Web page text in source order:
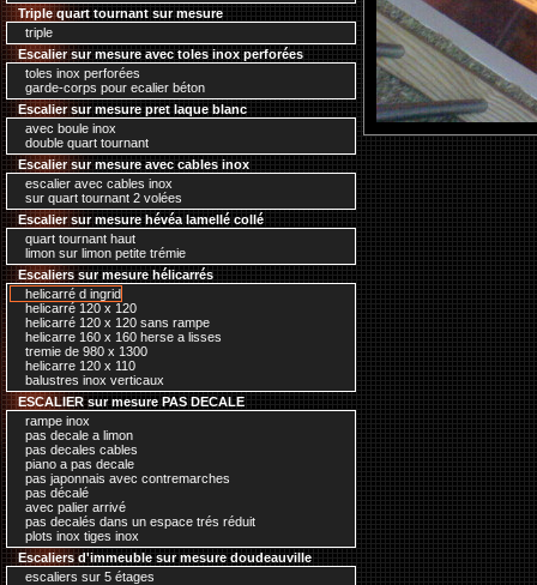
Triple quart tournant sur mesure
triple
Escalier sur mesure avec toles inox perforées
toles inox perforées
garde-corps pour ecalier béton
Escalier sur mesure pret laque blanc
avec boule inox
double quart tournant
Escalier sur mesure avec cables inox
escalier avec cables inox
sur quart tournant 2 volées
Escalier sur mesure hévéa lamellé collé
quart tournant haut
limon sur limon petite trémie
Escaliers sur mesure hélicarrés
helicarré d ingrid
helicarré 120 x 120
helicarré 120 x 120 sans rampe
helicarre 160 x 160 herse a lisses
tremie de 980 x 1300
helicarre 120 x 110
balustres inox verticaux
ESCALIER sur mesure PAS DECALE
rampe inox
pas decale a limon
pas decales cables
piano a pas decale
pas japonnais avec contremarches
pas décalé
avec palier arrivé
pas decalés dans un espace trés réduit
plots inox tiges inox
Escaliers d'immeuble sur mesure doudeauville
escaliers sur 5 étages